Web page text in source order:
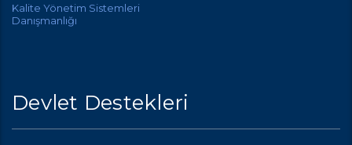
Kalite Yönetim Sistemleri
Danışmanlığı
Devlet Destekleri